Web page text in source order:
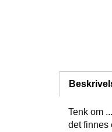
Tenk om ...
det finnes